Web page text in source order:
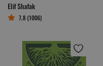
Elif Shafak
7,8 (1006)